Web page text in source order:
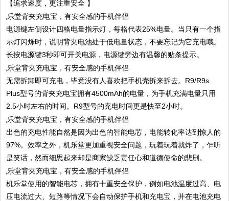
【追求速度，更注重安全 】
电源键左侧设计四格电量指示灯，每格代表25%电量。当只有一个指
示灯闪烁时，说明背夹电池处于低电量状态，不要忘记为它充电哦。
长按电源键3秒即可开关电源，电源键旁边有温馨的贴条提示。
无需拆卸即可充电，毕竟没有人喜欢把手机壳拆来拆去。R9/R9s
Plus型号的背夹充电宝拥有4500mAh的电量，为手机充满电量只用
2.5小时左右的时间。R9型号的充电时间更是快至2小时。
出色的充电性能自然是因为出色的智能电芯，电能转化率达到惊人的
97%。效率之外，机乐堂更加重视安全问题，玩着玩着就炸了，乍听
是笑话，然而细思起来却是商家缺乏责任心和道德使命的悲剧。
机乐堂使用的智能电芯，拥有十重安全保护，例如电池温度过高、电
压电流过大、短路等情况下会自动保护手机和充电宝，并在电池充电